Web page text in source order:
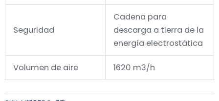
Regulación (por giro
de empuñadura)
Seguridad
Cadena para
descarga a tierra de la
energía electrostática
Volumen de aire 1620 m3/h